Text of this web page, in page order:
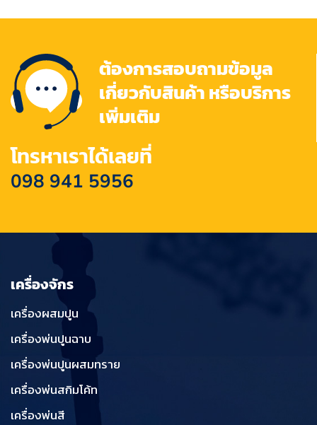
ต้องการสอบถามข้อมูล
เกี่ยวกับสินค้า หรือบริการ
เพิ่มเติม
โทรหาเราได้เลยที่
098 941 5956
เครื่องจักร
เครื่องผสมปูน
เครื่องพ่นปูนฉาบ
เครื่องพ่นปูนผสมทราย
เครื่องพ่นสกิมโค้ท
เครื่องพ่นสี